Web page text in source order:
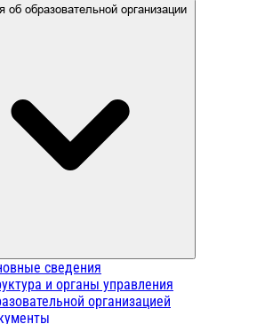
об образовательной организации
сведения
и органы управления
организацией